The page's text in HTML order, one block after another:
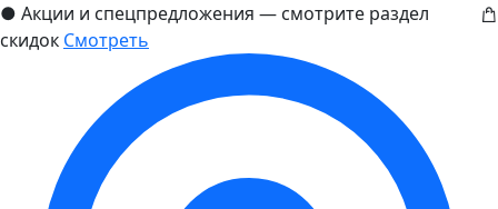
● Акции и спецпредложения — смотрите раздел
скидок Смотреть